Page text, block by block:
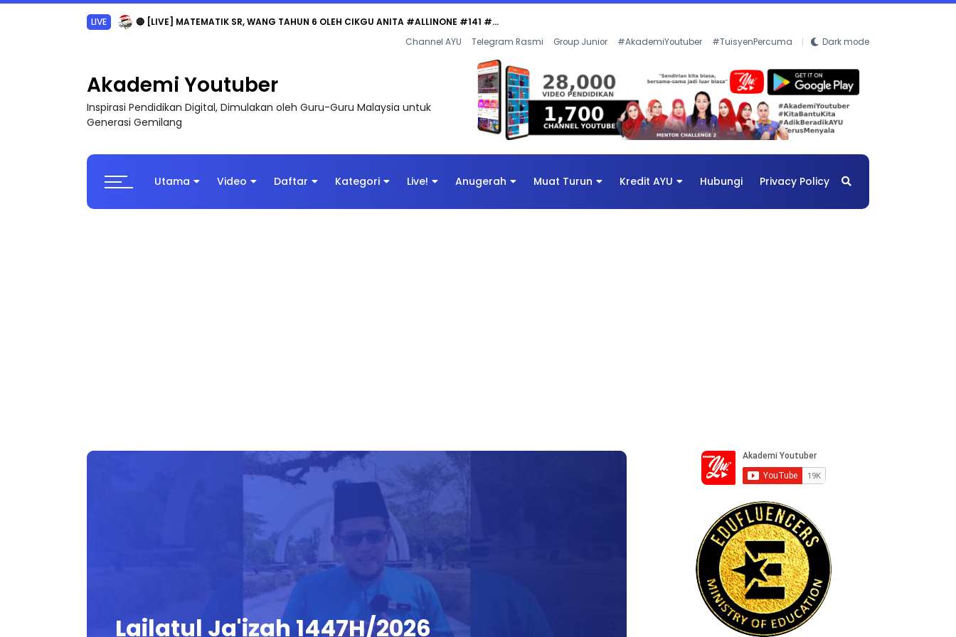
LIVE 🔴 [LIVE] MATEMATIK SR, WANG TAHUN 6 OLEH CIKGU ANITA #ALLINONE #141 #...
Channel AYU Telegram Rasmi Group Junior #AkademiYoutuber #TuisyenPercuma Dark mode
Akademi Youtuber
Inspirasi Pendidikan Digital, Dimulakan oleh Guru-Guru Malaysia untuk
Generasi Gemilang
Utama Video Daftar Kategori Live! Anugerah Muat Turun Kredit AYU Hubungi Privacy Policy
Lailatul Ja'izah 1447H/2026